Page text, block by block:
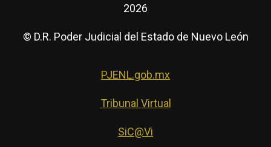
2026
© D.R. Poder Judicial del Estado de Nuevo León
PJENL.gob.mx
Tribunal Virtual
SiC@Vi